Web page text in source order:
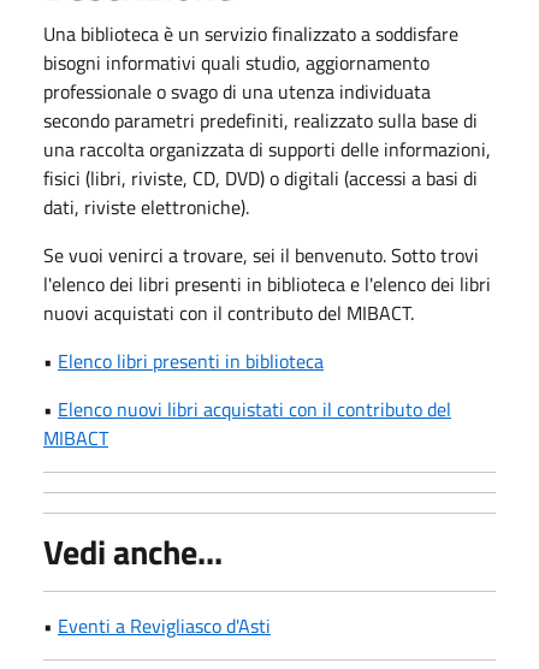
Una biblioteca è un servizio finalizzato a soddisfare
bisogni informativi quali studio, aggiornamento
professionale o svago di una utenza individuata
secondo parametri predefiniti, realizzato sulla base di
una raccolta organizzata di supporti delle informazioni,
fisici (libri, riviste, CD, DVD) o digitali (accessi a basi di
dati, riviste elettroniche).
Se vuoi venirci a trovare, sei il benvenuto. Sotto trovi
l'elenco dei libri presenti in biblioteca e l'elenco dei libri
nuovi acquistati con il contributo del MIBACT.
• Elenco libri presenti in biblioteca
• Elenco nuovi libri acquistati con il contributo del
MIBACT
Vedi anche...
• Eventi a Revigliasco d'Asti